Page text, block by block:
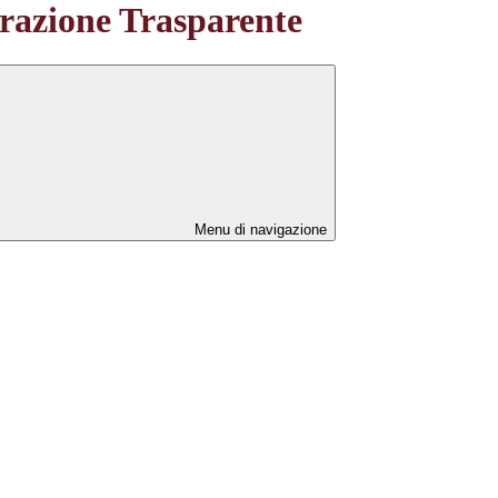
Trasparente
Menu di navigazione